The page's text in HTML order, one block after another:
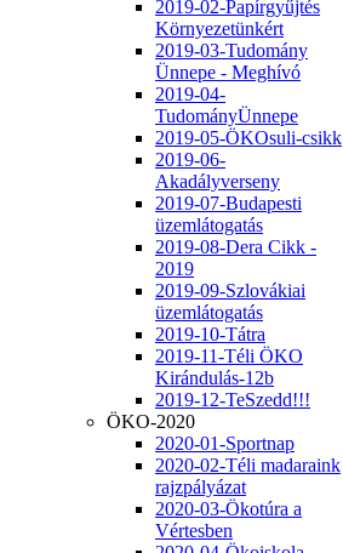
2019-02-Papírgyűjtés
Környezetünkért
2019-03-Tudomány
Ünnepe - Meghívó
2019-04-
TudományÜnnepe
2019-05-ÖKOsuli-csikk
2019-06-
Akadályverseny
2019-07-Budapesti
üzemlátogatás
2019-08-Dera Cikk -
2019
2019-09-Szlovákiai
üzemlátogatás
2019-10-Tátra
2019-11-Téli ÖKO
Kirándulás-12b
2019-12-TeSzedd!!!
ÖKO-2020
2020-01-Sportnap
2020-02-Téli madaraink
rajzpályázat
2020-03-Ökotúra a
Vértesben